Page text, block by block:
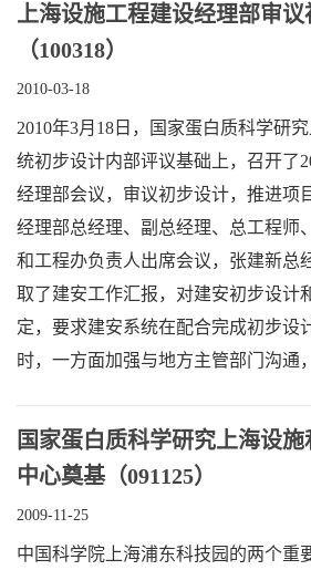
上海设施工程建设经理部审
（100318）
2010-03-18
2010年3月18日，国家蛋白质科学研
统初步设计内部评议基础上，召开了
经理部会议，审议初步设计，推进项
经理部总经理、副总经理、总工程师
和工程办负责人出席会议，张建新总
取了建安工作汇报，对建安初步设计
定，要求建安系统在配合完成初步设
时，一方面加强与地方主管部门沟通
国家蛋白质科学研究上海设
中心奠基（091125）
2009-11-25
中国科学院上海浦东科技园的两个